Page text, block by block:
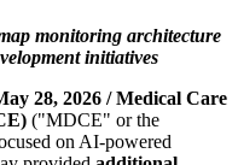
monitoring architecture
initiatives
28, 2026 /Medical Care
("MDCE" or the
on AI-powered